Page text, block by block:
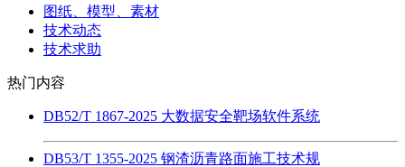
图纸、模型、素材
技术动态
技术求助
热门内容
DB52/T 1867-2025 大数据安全靶场软件系统
DB53/T 1355-2025 钢渣沥青路面施工技术规